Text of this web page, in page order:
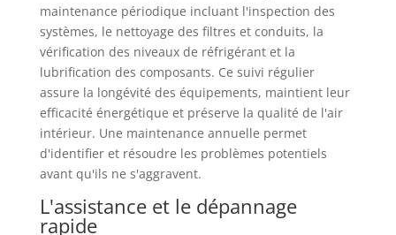
maintenance périodique incluant l'inspection des
systèmes, le nettoyage des filtres et conduits, la
vérification des niveaux de réfrigérant et la
lubrification des composants. Ce suivi régulier
assure la longévité des équipements, maintient leur
efficacité énergétique et préserve la qualité de l'air
intérieur. Une maintenance annuelle permet
d'identifier et résoudre les problèmes potentiels
avant qu'ils ne s'aggravent.
L'assistance et le dépannage
rapide